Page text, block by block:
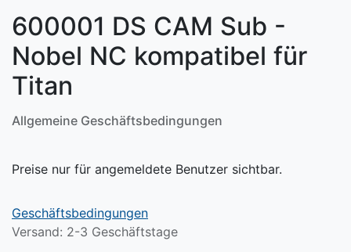
600001 DS CAM Sub -
Nobel NC kompatibel für
Titan
Allgemeine Geschäftsbedingungen
Preise nur für angemeldete Benutzer sichtbar.
Geschäftsbedingungen
Versand: 2-3 Geschäftstage